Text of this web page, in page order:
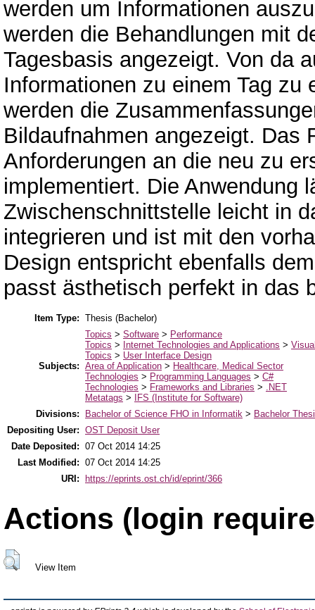
werden um Informationen
werden die Behandlungen mit
Tagesbasis angezeigt. Von da
Informationen zu einem Tag zu
werden die
Bildaufnahmen angezeigt. Das
Anforderungen an die neu zu
implementiert. Die Anwendung
Zwischenschnittstelle leicht in
integrieren und ist mit den
Design entspricht ebenfalls
passt ästhetisch perfekt in das
Item Type: Thesis (Bachelor)
Subjects:
Topics > Software > Performance
Topics > Internet Technologies and Applications >
Topics > User Interface Design
Area of Application > Healthcare, Medical Sector
Technologies > Programming Languages > C#
Technologies > Frameworks and Libraries > .NET
Metatags >
IFS (Institute for Software)
Divisions:
Bachelor of Science FHO in Informatik > Bachelor
Depositing User: OST Deposit User
Date Deposited: 07 Oct 2014 14:25
Last Modified: 07 Oct 2014 14:25
URI:
https://eprints.ost.ch/id/eprint/366
Actions (login
View Item